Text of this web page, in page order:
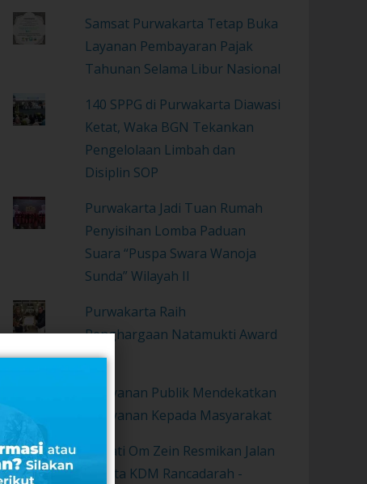
Samsat Purwakarta Tetap Buka
Layanan Pembayaran Pajak
Tahunan Selama Libur Nasional
140 SPPG di Purwakarta Diawasi
Ketat, Waka BGN Tekankan
Pengelolaan Limbah dan
Disiplin SOP
Purwakarta Jadi Tuan Rumah
Penyisihan Lomba Paduan
Suara “Puspa Swara Wanoja
Sunda” Wilayah II
Purwakarta Raih
Penghargaan Natamukti Award
2021
Pelayanan Publik Mendekatkan
Pelayanan Kepada Masyarakat
Bupati Om Zein Resmikan Jalan
Wisata KDM Rancadarah -